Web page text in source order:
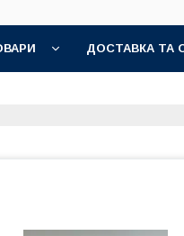
ДОСТАВКА ТА